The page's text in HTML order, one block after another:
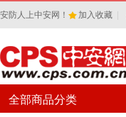
安防人上中安网！ 加入收藏
全部商品分类